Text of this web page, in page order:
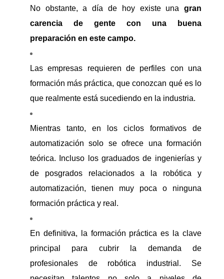
No obstante, a día de hoy existe unagran
carencia de gente con una buena
preparación en este campo.
Las empresas requieren de perfiles con una
formación más práctica, que conozcan qué es lo
que realmente está sucediendo en la industria.
Mientras tanto, en los ciclos formativos de
automatización solo se ofrece una formación
teórica. Incluso los graduados de ingenierías y
de posgrados relacionados a la robótica y
automatización, tienen muy poca o ninguna
formación práctica y real.
En definitiva, la formación práctica es la clave
principal para cubrir la demanda de
profesionales de robótica industrial. Se